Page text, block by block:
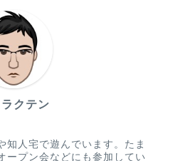
クテン
知人宅で遊んでいます。たま
ープン会などにも参加してい